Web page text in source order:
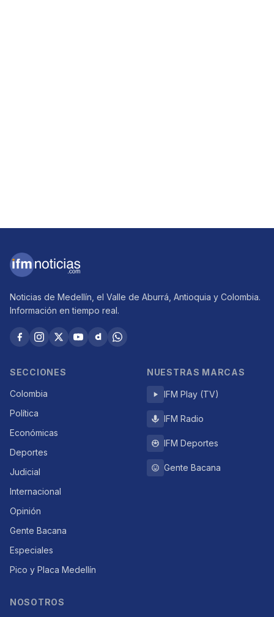
Noticias de Medellín, el Valle de Aburrá, Antioquia y Colombia.
Información en tiempo real.
SECCIONES
Colombia
Política
Económicas
Deportes
Judicial
Internacional
Opinión
Gente Bacana
Especiales
Pico y Placa Medellín
NUESTRAS MARCAS
IFM Play (TV)
IFM Radio
IFM Deportes
Gente Bacana
NOSOTROS